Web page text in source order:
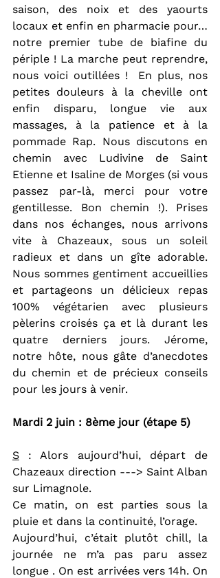
saison, des noix et des yaourts
locaux et enfin en pharmacie pour…
notre premier tube de biafine du
périple ! La marche peut reprendre,
nous voici outillées !  En plus, nos
petites douleurs à la cheville ont
enfin disparu, longue vie aux
massages, à la patience et à la
pommade Rap. Nous discutons en
chemin avec Ludivine de Saint
Etienne et Isaline de Morges (si vous
passez par-là, merci pour votre
gentillesse. Bon chemin !). Prises
dans nos échanges, nous arrivons
vite à Chazeaux, sous un soleil
radieux et dans un gîte adorable.
Nous sommes gentiment accueillies
et partageons un délicieux repas
100% végétarien avec plusieurs
pèlerins croisés ça et là durant les
quatre derniers jours. Jérome,
notre hôte, nous gâte d’anecdotes
du chemin et de précieux conseils
pour les jours à venir.
Mardi 2 juin : 8ème jour (étape 5)
S : Alors aujourd’hui, départ de
Chazeaux direction ---> Saint Alban
sur Limagnole.
Ce matin, on est parties sous la
pluie et dans la continuité, l’orage.
Aujourd’hui, c’était plutôt chill, la
journée ne m’a pas paru assez
longue . On est arrivées vers 14h. On